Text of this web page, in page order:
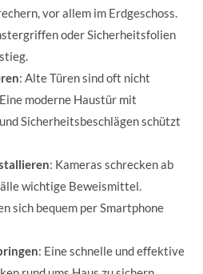
vor allem im Erdgeschoss.
oder Sicherheitsfolien
: Alte Türen sind oft nicht
moderne Haustür mit
Sicherheitsbeschlägen schützt
: Kameras schrecken ab
wichtige Beweismittel.
sich bequem per Smartphone
: Eine schnelle und effektive